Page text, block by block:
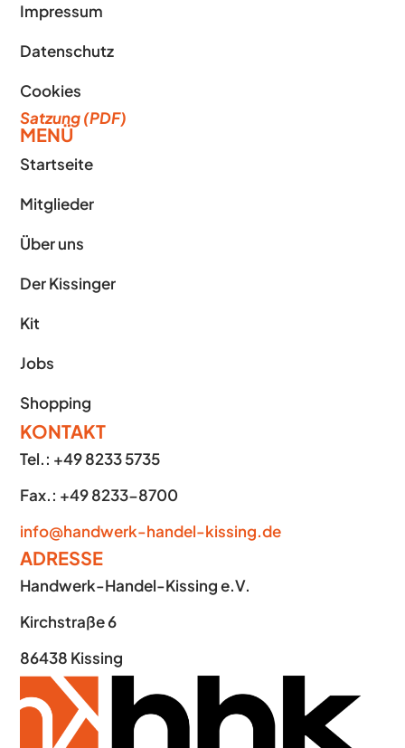
Impressum
Datenschutz
Cookies
Satzung (PDF)
MENÜ
Startseite
Mitglieder
Über uns
Der Kissinger
Kit
Jobs
Shopping
KONTAKT
Tel.: +49 8233 5735
Fax.: +49 8233-8700
info@handwerk-handel-kissing.de
ADRESSE
Handwerk-Handel-Kissing e.V.
Kirchstraße 6
86438 Kissing